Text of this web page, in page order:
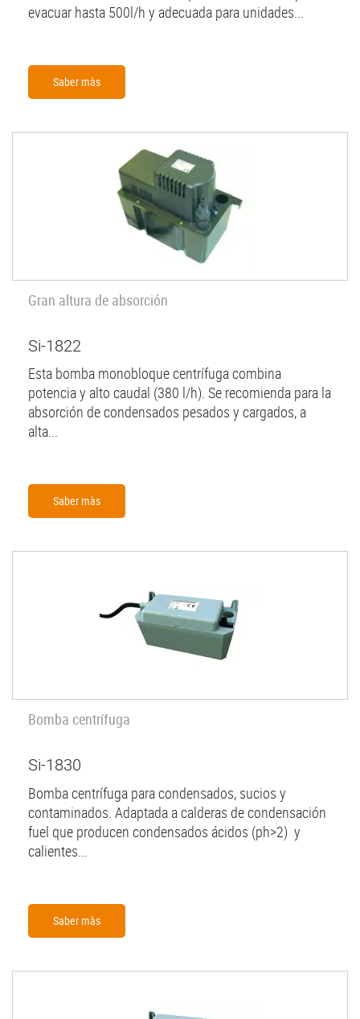
evacuar hasta 500l/h y adecuada para unidades...
Saber màs
Gran altura de absorción
Si-1822
Esta bomba monobloque centrífuga combina
potencia y alto caudal (380 l/h). Se recomienda para la
absorción de condensados pesados y cargados, a
alta...
Saber màs
Bomba centrífuga
Si-1830
Bomba centrífuga para condensados, sucios y
contaminados. Adaptada a calderas de condensación
fuel que producen condensados ácidos (ph>2) y
calientes...
Saber màs